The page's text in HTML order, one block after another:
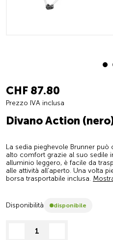
CHF 87.80
Prezzo IVA inclusa
Divano Action
La sedia pieghevole Brunner
alto comfort grazie al suo sedile
alluminio leggero, è facile da
alle attività all'aperto. Una volta
borsa trasportabile inclusa.
Disponibilità disponibile
decrease quantity